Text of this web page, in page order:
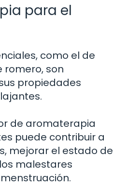
para el
como el de
romero, son
propiedades
de aromaterapia
puede contribuir a
mejorar el estado de
malestares